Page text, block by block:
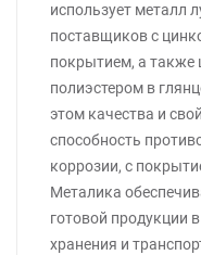
использует металл
поставщиков с
покрытием, а
полиэстером в
этом качества и
способность
коррозии, с
Металика
готовой продукции
хранения и